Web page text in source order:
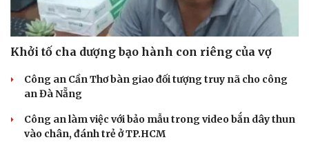
Khởi tố cha dượng bạo hành con riêng của vợ
Công an Cần Thơ bàn giao đối tượng truy nã cho công
an Đà Nẵng
Công an làm việc với bảo mẫu trong video bắn dây thun
vào chân, đánh trẻ ở TP.HCM